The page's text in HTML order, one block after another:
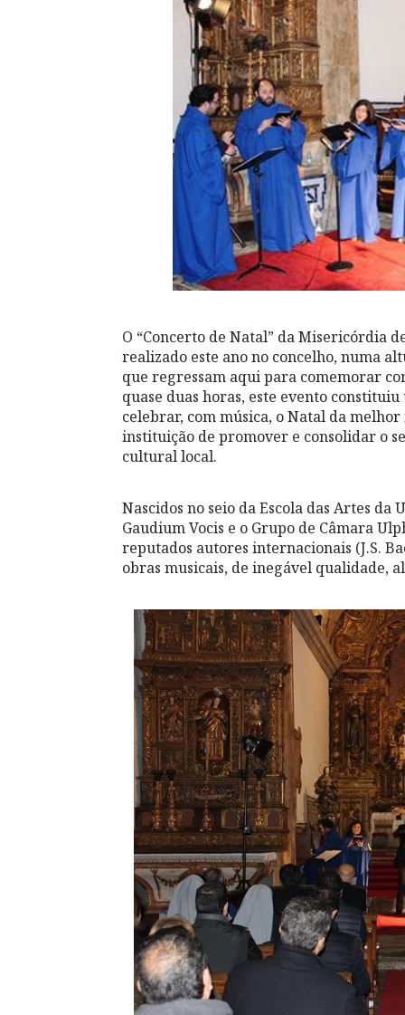
O “Concerto de Natal” da Misericórdia
realizado este ano no concelho, numa
que regressam aqui para comemorar
quase duas horas, este evento
celebrar, com música, o Natal da
instituição de promover e consolidar o
cultural local.
Nascidos no seio da Escola das Artes
Gaudium Vocis e o Grupo de Câmara
reputados autores internacionais (J.S.
obras musicais, de inegável qualidade,